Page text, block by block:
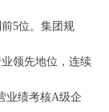
5位。集团规
领先地位，连续
业绩考核A级企